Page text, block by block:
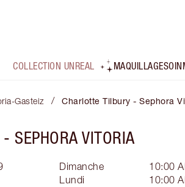
COLLECTION UNREAL MAQUILLAGESOIN
Gasteiz / Charlotte Tilbury - Sephora
- SEPHORA VITORIA
Dimanche
10:00
Lundi
10:00